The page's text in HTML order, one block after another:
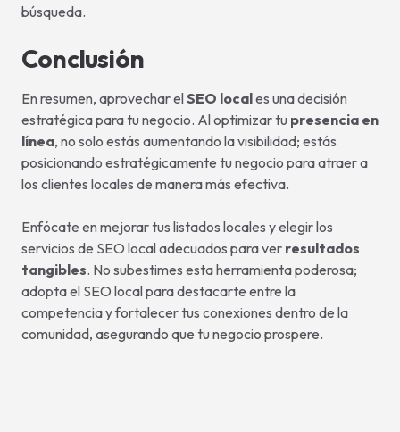
búsqueda.
Conclusión
En resumen, aprovechar elSEO locales una decisión
estratégica para tu negocio. Al optimizar tu presencia en
línea, no solo estás aumentando la visibilidad; estás
posicionando estratégicamente tu negocio para atraer a
los clientes locales de manera más efectiva.
Enfócate en mejorar tus listados locales y elegir los
servicios de SEO local adecuados para ver resultados
tangibles. No subestimes esta herramienta poderosa;
adopta el SEO local para destacarte entre la
competencia y fortalecer tus conexiones dentro de la
comunidad, asegurando que tu negocio prospere.